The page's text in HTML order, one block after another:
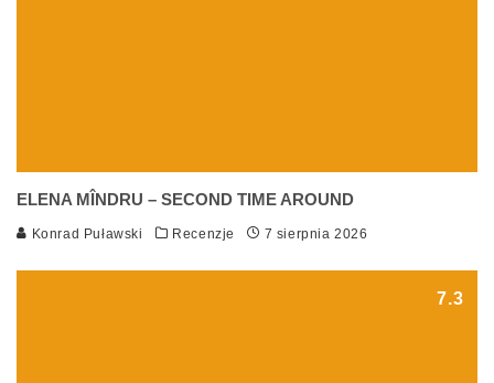
ELENA MÎNDRU – SECOND TIME AROUND
Konrad Puławski Recenzje 7 sierpnia 2026
7.3